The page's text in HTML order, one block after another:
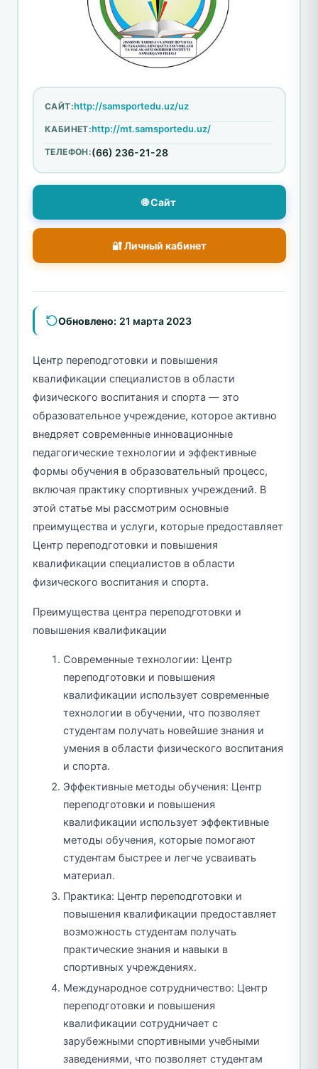
САЙТ:http://samsportedu.uz/uz
КАБИНЕТ:http://mt.samsportedu.uz/
ТЕЛЕФОН:(66) 236-21-28
🌐 Сайт
🔐 Личный кабинет
Обновлено: 21 марта 2023
Центр переподготовки и повышения
квалификации специалистов в области
физического воспитания и спорта — это
образовательное учреждение, которое активно
внедряет современные инновационные
педагогические технологии и эффективные
формы обучения в образовательный процесс,
включая практику спортивных учреждений. В
этой статье мы рассмотрим основные
преимущества и услуги, которые предоставляет
Центр переподготовки и повышения
квалификации специалистов в области
физического воспитания и спорта.
Преимущества центра переподготовки и
повышения квалификации
Современные технологии: Центр
переподготовки и повышения
квалификации использует современные
технологии в обучении, что позволяет
студентам получать новейшие знания и
умения в области физического воспитания
и спорта.
Эффективные методы обучения: Центр
переподготовки и повышения
квалификации использует эффективные
методы обучения, которые помогают
студентам быстрее и легче усваивать
материал.
Практика: Центр переподготовки и
повышения квалификации предоставляет
возможность студентам получать
практические знания и навыки в
спортивных учреждениях.
Международное сотрудничество: Центр
переподготовки и повышения
квалификации сотрудничает с
зарубежными спортивными учебными
заведениями, что позволяет студентам